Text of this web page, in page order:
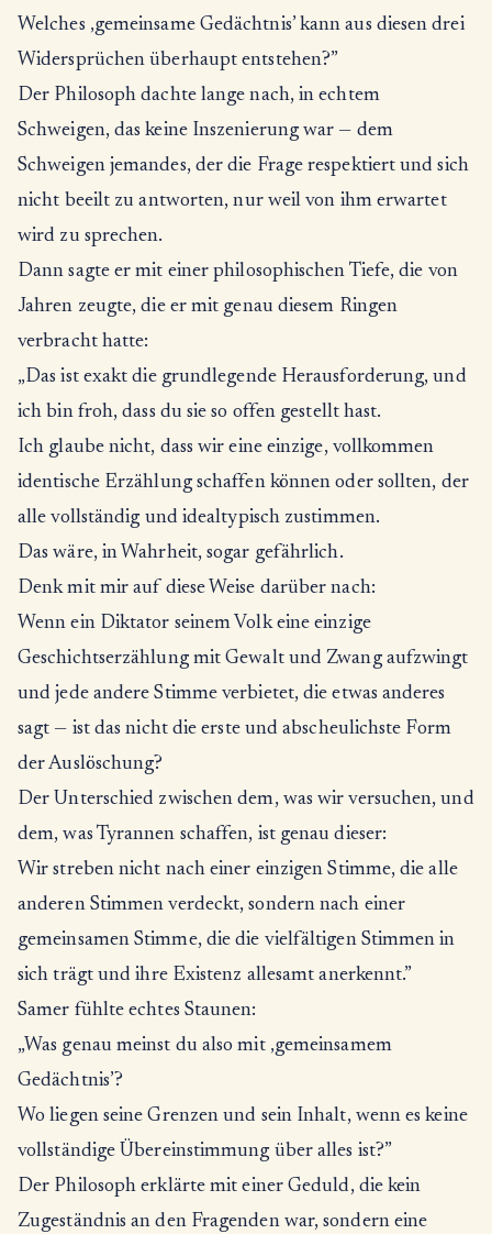
Welches ‚gemeinsame Gedächtnis’ kann aus diesen drei
Widersprüchen überhaupt entstehen?”
Der Philosoph dachte lange nach, in echtem
Schweigen, das keine Inszenierung war — dem
Schweigen jemandes, der die Frage respektiert und sich
nicht beeilt zu antworten, nur weil von ihm erwartet
wird zu sprechen.
Dann sagte er mit einer philosophischen Tiefe, die von
Jahren zeugte, die er mit genau diesem Ringen
verbracht hatte:
„Das ist exakt die grundlegende Herausforderung, und
ich bin froh, dass du sie so offen gestellt hast.
Ich glaube nicht, dass wir eine einzige, vollkommen
identische Erzählung schaffen können oder sollten, der
alle vollständig und idealtypisch zustimmen.
Das wäre, in Wahrheit, sogar gefährlich.
Denk mit mir auf diese Weise darüber nach:
Wenn ein Diktator seinem Volk eine einzige
Geschichtserzählung mit Gewalt und Zwang aufzwingt
und jede andere Stimme verbietet, die etwas anderes
sagt — ist das nicht die erste und abscheulichste Form
der Auslöschung?
Der Unterschied zwischen dem, was wir versuchen, und
dem, was Tyrannen schaffen, ist genau dieser:
Wir streben nicht nach einer einzigen Stimme, die alle
anderen Stimmen verdeckt, sondern nach einer
gemeinsamen Stimme, die die vielfältigen Stimmen in
sich trägt und ihre Existenz allesamt anerkennt.”
Samer fühlte echtes Staunen:
„Was genau meinst du also mit ‚gemeinsamem
Gedächtnis’?
Wo liegen seine Grenzen und sein Inhalt, wenn es keine
vollständige Übereinstimmung über alles ist?”
Der Philosoph erklärte mit einer Geduld, die kein
Zugeständnis an den Fragenden war, sondern eine